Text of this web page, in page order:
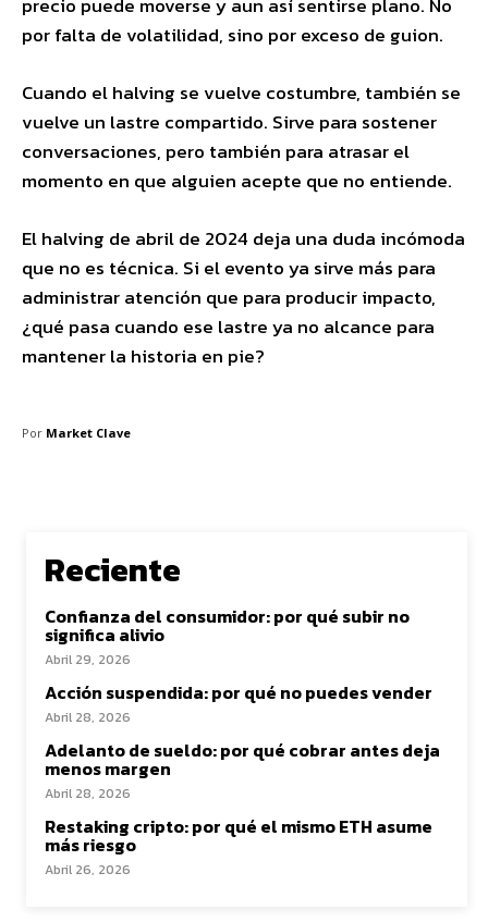
por falta de volatilidad, sino por exceso de guion.
Cuando el halving se vuelve costumbre, también se
vuelve un lastre compartido. Sirve para sostener
conversaciones, pero también para atrasar el
momento en que alguien acepte que no entiende.
El halving de abril de 2024 deja una duda incómoda
que no es técnica. Si el evento ya sirve más para
administrar atención que para producir impacto,
¿qué pasa cuando ese lastre ya no alcance para
mantener la historia en pie?
Por Market Clave
Reciente
Confianza del consumidor: por qué subir no
significa alivio
Abril 29, 2026
Acción suspendida: por qué no puedes vender
Abril 28, 2026
Adelanto de sueldo: por qué cobrar antes deja
menos margen
Abril 28, 2026
Restaking cripto: por qué el mismo ETH asume
más riesgo
Abril 26, 2026